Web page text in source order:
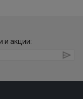
и акции: